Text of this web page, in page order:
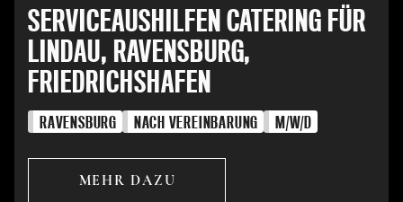
SERVICEAUSHILFEN CATERING FÜR
LINDAU, RAVENSBURG,
FRIEDRICHSHAFEN
RAVENSBURG NACH VEREINBARUNG M/W/D
MEHR DAZU